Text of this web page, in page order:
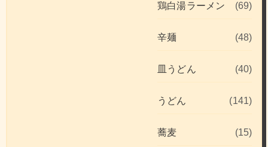
鶏白湯ラーメン (69)
辛麺 (48)
皿うどん (40)
うどん (141)
蕎麦 (15)